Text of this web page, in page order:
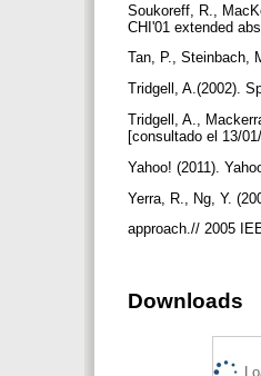
Soukoreff, R.,
CHI'01 extended
Tan, P., Steinbach,
Tridgell, A.(2002).
Tridgell, A.,
[consultado el 13/
Yahoo! (2011).
Yerra, R., Ng, Y.
approach.// 2005
Downloads